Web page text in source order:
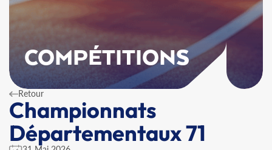
COMPÉTITIONS
Retour
Championnats
Départementaux 71